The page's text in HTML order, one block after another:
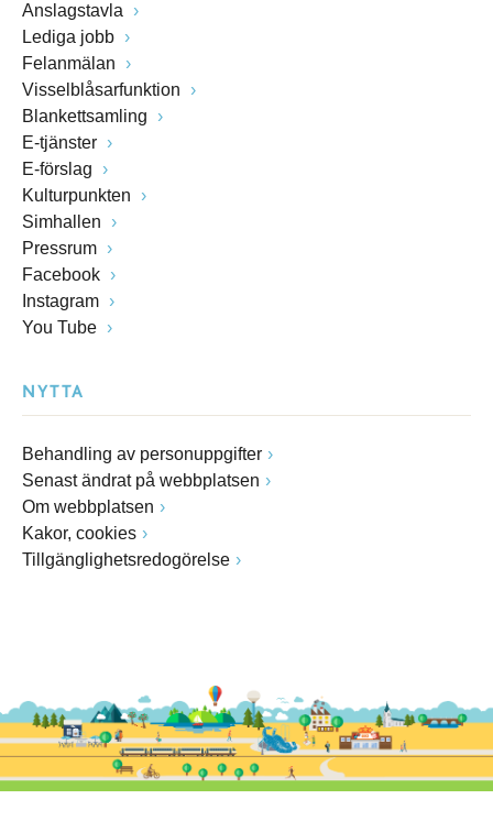
Anslagstavla
Lediga jobb
Felanmälan
Visselblåsarfunktion
Blankettsamling
E-tjänster
E-förslag
Kulturpunkten
Simhallen
Pressrum
Facebook
Instagram
You Tube
NYTTA
Behandling av personuppgifter
Senast ändrat på webbplatsen
Om webbplatsen
Kakor, cookies
Tillgänglighetsredogörelse